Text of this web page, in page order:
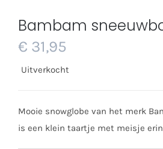
Bambam
€ 31,95
Uitverkocht
Mooie snowglobe van het merk
is een klein taartje met meisje